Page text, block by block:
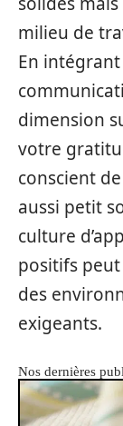
milieu de
En
dimension
votre
conscient
aussi petit
culture
positifs
des
exigeants.
Nos dernières